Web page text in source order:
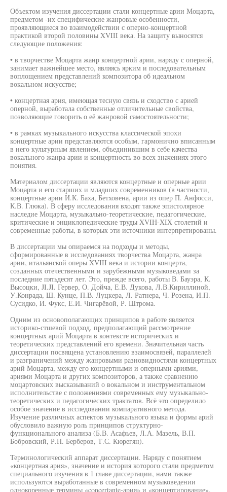
Объектом изучения диссертации стали концертные арии Моцарта,
предметом -их специфические жанровые особенности,
проявляющиеся во взаимодействии с оперно-концертной
практикой второй половины XVIII века. На защиту выносятся
следующие положения:
• в творчестве Моцарта жанр концертной арии, наряду с оперной,
занимает важнейшее место, являясь ярким и последовательным
воплощением представлений композитора об идеальном
вокальном искусстве;
• концертная ария, имеющая тесную связь и сходство с арией
оперной, выработала собственные отличительные свойства,
позволяющие говорить о её жанровой самостоятельности;
• в рамках музыкального искусства классической эпохи
концертные арии представляются особым, гармонично вписанным
в него культурным явлением, объединившим в себе качества
вокального жанра арии и концертность во всех значениях этого
понятия.
Материалом диссертации являются концертные и оперные арии
Моцарта и его старших и младших современников (в частности,
концертные арии И.К. Баха, Бетховена, арии из опер П. Анфосси,
К.В. Глюка). В сферу исследования входят также эпистолярное
наследие Моцарта, музыкально-теоретические, педагогические,
критические и энциклопедические труды XVIH-XIX столетий и
современные работы, в которых эти источники интерпретированы.
В диссертации мы опираемся на подходы и методы,
сформированные в исследованиях творчества Моцарта, жанра
арии, итальянской оперы XVIII века и истории концерта,
созданных отечественными и зарубежными музыковедами за
последние пятьдесят лет. Это, прежде всего, работы В. Бауэра, К.
Высоцки, JI.JI. Гервер, О. Дойча, Е.В. Дукова, Л.В.Кириллиной,
У.Конрада, Ш. Кунце, П.В. Луцкера, Л. Ратнера, Ч. Розена, И.П.
Сусидко, И. Фукс, Е.И. Чигарёвой, Р. Штрома.
Одним из основополагающих принципов в работе является
историко-стшевой подход, предполагающий рассмотрение
концертных арий Моцарта в контексте исторических и
теоретических представлений его времени. Значительная часть
диссертации посвящена установлению взаимосвязей, параллелей
и разграничений между жанровыми разновидностями концертных
арий Моцарта, между его концертными и оперными ариями,
ариями Моцарта и других композиторов, а также сравнению
моцартовских высказываний о вокальном и инструментальном
исполнительстве с положениями современных ему музыкально-
теоретических и педагогических трактатов. Всё это определило
особое значение в исследовании компаративного метода.
Изучение различных аспектов музыкального языка и формы арий
обусловило важную роль принципов структурно-
функционального анализа (Б.В. Асафьев, Л.А. Мазель, В.П.
Бобровский, Р.Н. Берберов, Т.С. Кюрегян).
Терминологический аппарат диссертации. Наряду с понятием
«концертная ария», значение и история которого стали предметом
специального изучения в 1 главе диссертации, нами также
используются выработанные в современном музыковедении
однокоренные термины «concertante-ария» и «концертирование».